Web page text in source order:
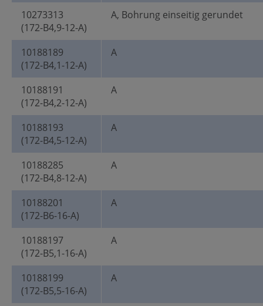
10273313
(172-B4,9-12-A)
A, Bohrung einseitig gerundet
10188189
(172-B4,1-12-A)
A
10188191
(172-B4,2-12-A)
A
10188193
(172-B4,5-12-A)
A
10188285
(172-B4,8-12-A)
A
10188201
(172-B6-16-A)
A
10188197
(172-B5,1-16-A)
A
10188199
(172-B5,5-16-A)
A